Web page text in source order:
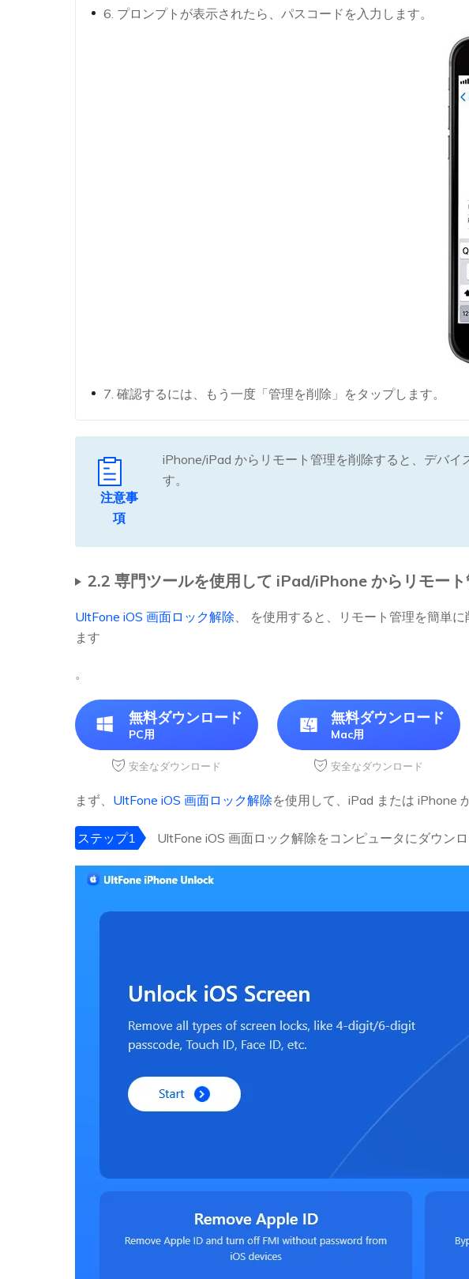
6. プロンプトが表示されたら、パスコードを入力します。
7. 確認するには、もう一度「管理を削除」をタップします。
注意事
項
iPhone/iPad からリモート管理を削除すると、デバ
す。
2.2 専門ツールを使用して iPad/iPhone からリモー
UltFone iOS 画面ロック解除、 を使用すると、リモート管理を簡単
ます
。
無料ダウンロード
PC用
安全なダウンロード
無料ダウンロード
Mac用
安全なダウンロード
まず、 UltFone iOS 画面ロック解除を使用して、iPad または iPhone
ステップ1 UltFone iOS 画面ロック解除をコンピュータにダウン